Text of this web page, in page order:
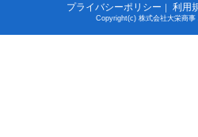
プライバシーポリシー ｜ 利用
Copyright(c) 株式会社大栄商事